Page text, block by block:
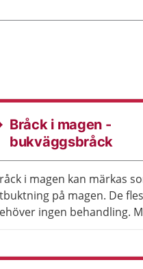
Bråck i magen -
bukväggsbråck
i magen kan märkas
på magen. De
ingen behandling.